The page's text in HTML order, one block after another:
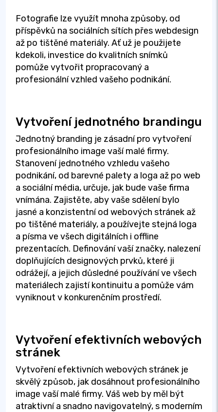
Fotografie lze využít mnoha způsoby, od
příspěvků na sociálních sítích přes webdesign
až po tištěné materiály. Ať už je použijete
kdekoli, investice do kvalitních snímků
pomůže vytvořit propracovaný a
profesionální vzhled vašeho podnikání.
Vytvoření jednotného brandingu
Jednotný branding je zásadní pro vytvoření
profesionálního image vaší malé firmy.
Stanovení jednotného vzhledu vašeho
podnikání, od barevné palety a loga až po web
a sociální média, určuje, jak bude vaše firma
vnímána. Zajistěte, aby vaše sdělení bylo
jasné a konzistentní od webových stránek až
po tištěné materiály, a používejte stejná loga
a písma ve všech digitálních i offline
prezentacích. Definování vaší značky, nalezení
doplňujících designových prvků, které ji
odrážejí, a jejich důsledné používání ve všech
materiálech zajistí kontinuitu a pomůže vám
vyniknout v konkurenčním prostředí.
Vytvoření efektivních webových
stránek
Vytvoření efektivních webových stránek je
skvělý způsob, jak dosáhnout profesionálního
image vaší malé firmy. Váš web by měl být
atraktivní a snadno navigovatelný, s moderním